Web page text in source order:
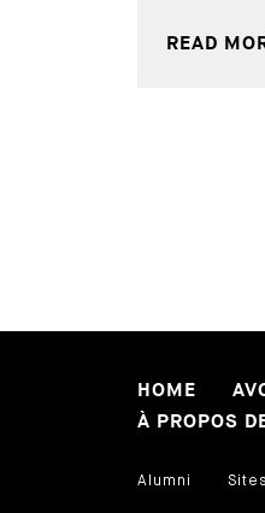
READ
HOME
À PROPOS
Alumni Sites